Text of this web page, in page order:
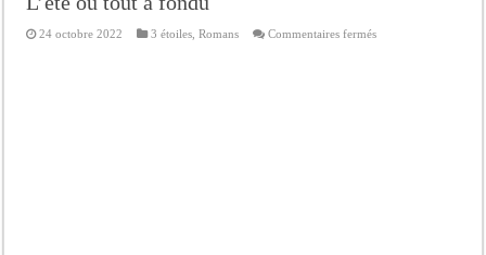
24 octobre 2022 3 étoiles ,Romans Commentaires ferméssur